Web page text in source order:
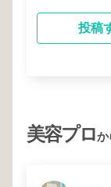
投稿
美容プロか